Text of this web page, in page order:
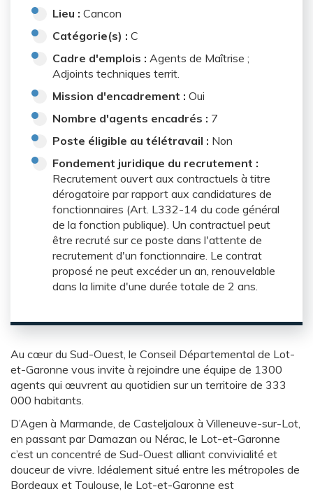
Lieu : Cancon
Catégorie(s) : C
Cadre d'emplois : Agents de Maîtrise ;
Adjoints techniques territ.
Mission d'encadrement : Oui
Nombre d'agents encadrés : 7
Poste éligible au télétravail : Non
Fondement juridique du recrutement :
Recrutement ouvert aux contractuels à titre
dérogatoire par rapport aux candidatures de
fonctionnaires (Art. L332-14 du code général
de la fonction publique). Un contractuel peut
être recruté sur ce poste dans l'attente de
recrutement d'un fonctionnaire. Le contrat
proposé ne peut excéder un an, renouvelable
dans la limite d'une durée totale de 2 ans.
Au cœur du Sud-Ouest, le Conseil Départemental de Lot-
et-Garonne vous invite à rejoindre une équipe de 1300
agents qui œuvrent au quotidien sur un territoire de 333
000 habitants.
D’Agen à Marmande, de Casteljaloux à Villeneuve-sur-Lot,
en passant par Damazan ou Nérac, le Lot-et-Garonne
c’est un concentré de Sud-Ouest alliant convivialité et
douceur de vivre. Idéalement situé entre les métropoles de
Bordeaux et Toulouse, le Lot-et-Garonne est